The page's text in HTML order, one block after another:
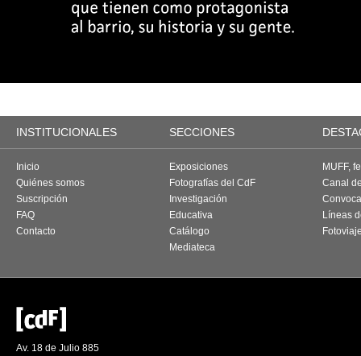
INSTITUCIONALES SECCIONES
Inicio
Quiénes somos
Suscripción
FAQ
Contacto
Exposiciones
Fotografías del CdF
Investigación
Educativa
Catálogo
Mediateca
MUFF,
Canal
Líneas
Av. 18 de Julio 885